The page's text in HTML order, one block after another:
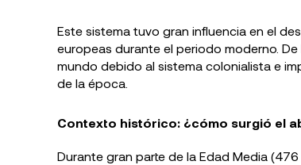
Este sistema tuvo gran influencia en el
europeas durante el periodo moderno.
mundo debido al sistema colonialista e
de la época.
Contexto histórico: ¿cómo surgió el
Durante gran parte de la Edad Media